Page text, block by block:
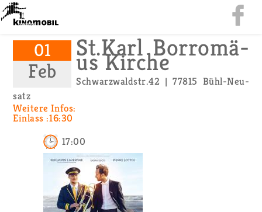
01
Feb
St.​Karl Bor­ro­mä­
us Kir­che
Schwarz­wald­str.42 | 77815 Bühl-Neu­
satz
Wei­te­re Infos:
Ein­lass :16:30
17:00